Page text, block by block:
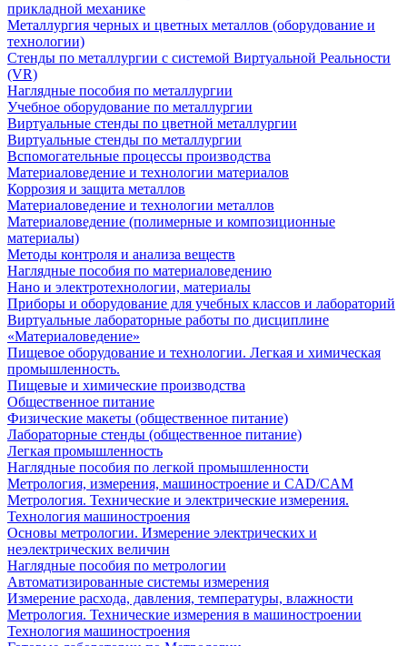
прикладной механике
Металлургия черных и цветных металлов (оборудование и
технологии)
Cтенды по металлургии с системой Виртуальной Реальности
(VR)
Наглядные пособия по металлургии
Учебное оборудование по металлургии
Виртуальные стенды по цветной металлургии
Виртуальные стенды по металлургии
Вспомогательные процессы производства
Материаловедение и технологии материалов
Коррозия и защита металлов
Материаловедение и технологии металлов
Материаловедение (полимерные и композиционные
материалы)
Методы контроля и анализа веществ
Наглядные пособия по материаловедению
Нано и электротехнологии, материалы
Приборы и оборудование для учебных классов и лабораторий
Виртуальные лабораторные работы по дисциплине
«Материаловедение»
Пищевое оборудование и технологии. Легкая и химическая
промышленность.
Пищевые и химические производства
Общественное питание
Физические макеты (общественное питание)
Лабораторные стенды (общественное питание)
Легкая промышленность
Наглядные пособия по легкой промышленности
Метрология, измерения, машиностроение и CAD/CAM
Метрология. Технические и электрические измерения.
Технология машиностроения
Основы метрологии. Измерение электрических и
неэлектрических величин
Наглядные пособия по метрологии
Автоматизированные системы измерения
Измерение расхода, давления, температуры, влажности
Метрология. Технические измерения в машиностроении
Технология машиностроения